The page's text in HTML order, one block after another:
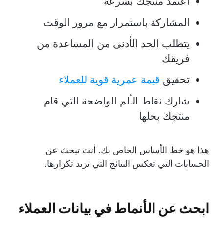
المشاركة باستمرار مع مرور الوقت
يتطلب الحد الأدنى من المساعدة من
فريقك
تحقيق قيمة عمرية قوية للعملاء
شارك نقاط الألم الواضحة التي قام
منتجك بحلها
هذا هو خط الأساس الخاص بك. أنت تبحث عن
الحسابات التي تعكس النتائج التي تريد تكرارها.
ابحث عن الأنماط في بيانات العملاء